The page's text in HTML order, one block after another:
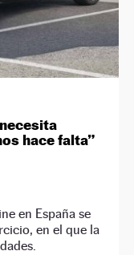
hace falta”
en España se
en el que la